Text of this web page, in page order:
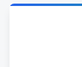
Каталог